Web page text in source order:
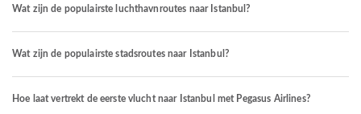
Wat zijn de populairste luchthavnroutes naar Istanbul?
Wat zijn de populairste stadsroutes naar Istanbul?
Hoe laat vertrekt de eerste vlucht naar Istanbul met Pegasus Airlines?